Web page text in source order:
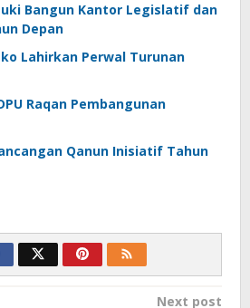
Bangun Kantor Legislatif dan
Depan
Lahirkan Perwal Turunan
Raqan Pembangunan
Qanun Inisiatif Tahun
Next post